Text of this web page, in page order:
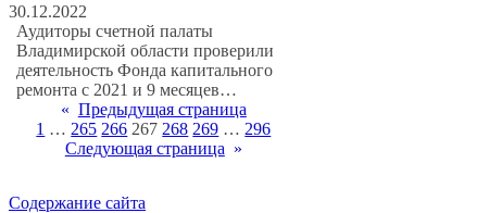
30.12.2022
Аудиторы счетной палаты
Владимирской области проверили
деятельность Фонда капитального
ремонта с 2021 и 9 месяцев…
« Предыдущая страница
1 … 265 266 267 268 269 … 296
Следующая страница »
Содержание сайта